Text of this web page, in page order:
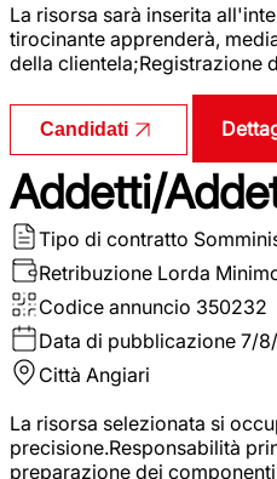
La risorsa sarà inserita
tirocinante apprenderà,
della clientela;Registrazione
Candidati
Addetti/
Tipo di contratto
Retribuzione Lorda
Codice annuncio 350232
Data di pubblicazione 7/
Città Angiari
La risorsa selezionata si
precisione.Responsabilità
preparazione dei